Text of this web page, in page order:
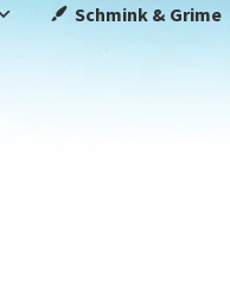
Schmink & Grime